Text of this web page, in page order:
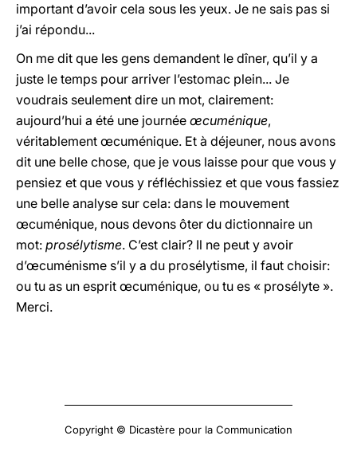
important d’avoir cela sous les yeux. Je ne sais pas si
j’ai répondu...
On me dit que les gens demandent le dîner, qu’il y a
juste le temps pour arriver l’estomac plein... Je
voudrais seulement dire un mot, clairement:
aujourd’hui a été une journée œcuménique,
véritablement œcuménique. Et à déjeuner, nous avons
dit une belle chose, que je vous laisse pour que vous y
pensiez et que vous y réfléchissiez et que vous fassiez
une belle analyse sur cela: dans le mouvement
œcuménique, nous devons ôter du dictionnaire un
mot: prosélytisme. C’est clair? Il ne peut y avoir
d’œcuménisme s’il y a du prosélytisme, il faut choisir:
ou tu as un esprit œcuménique, ou tu es « prosélyte ».
Merci.
Copyright © Dicastère pour la Communication